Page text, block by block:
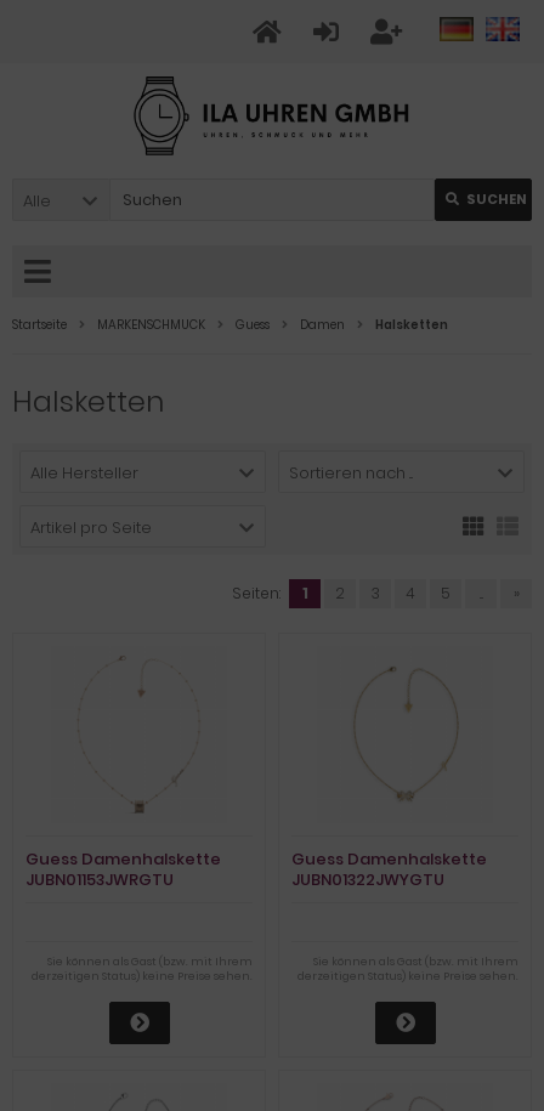
Alle SUCHEN
Startseite MARKENSCHMUCK Guess Damen Halsketten
Halsketten
Alle Hersteller Sortieren nach ...
Artikel pro Seite
Seiten: 1 2 3 4 5 ... »
Guess Damenhalskette
JUBN01153JWRGTU
Sie können als Gast (bzw. mit Ihrem
derzeitigen Status) keine Preise sehen.
Guess Damenhalskette
JUBN01322JWYGTU
Sie können als Gast (bzw. mit Ihrem
derzeitigen Status) keine Preise sehen.